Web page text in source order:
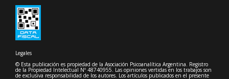
Legales
© Esta publicación es propiedad de la Asociación Psicoanalítica Argentina. Registro
de la Propiedad Intelectual Nº 48740955. Las opiniones vertidas en los trabajos son
de exclusiva responsabilidad de los autores. Los artículos publicados en el presente